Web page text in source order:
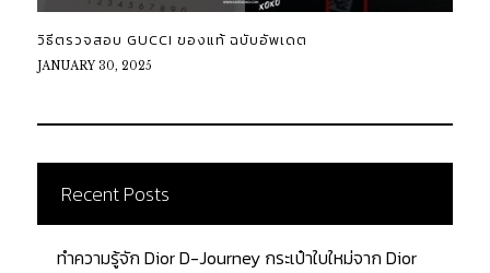
วิธีตรวจสอบ GUCCI ของแท้ ฉบับอัพเดต
JANUARY 30, 2025
Recent Posts
ทำความรู้จัก Dior D-Journey กระเป๋าใบใหม่จาก Dior